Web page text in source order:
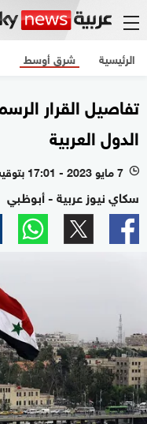
الرئيسية شرق أوسط
تفاصيل القرار
الدول العربية
l 7 مايو 2023 - 17:01 بتوقيت أبوظبي
سكاي نيوز عربية - أبوظبي